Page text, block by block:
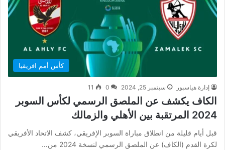
كأس أمم افريقيا
إدارة هياسبور سبتمبر 25, 2024 0
11
الكاف يكشف عن الملصق الرسمي لكأس السوبر
2024 المرتقبة بين الأهلي والزمالك
قبل أيام قليلة من انطلاق مباراة السوبر الإفريقي، كشف الاتحاد الأفريقي
لكرة القدم (الكاف) عن الملصق الرسمي لنسخة 2024 من…